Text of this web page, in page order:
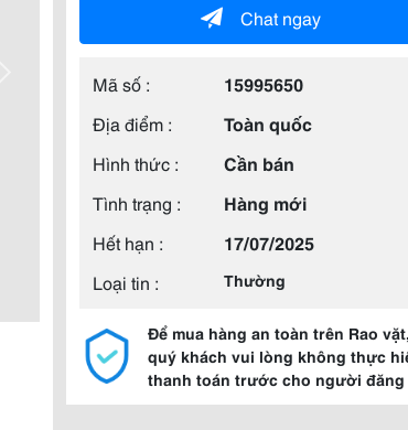
Chat ngay
Mã số :
15995650
Địa điểm :
Toàn quốc
Hình thức :
Cần bán
Tình trạng :
Hàng mới
Hết hạn :
17/07/2025
Loại tin :
Thường
Để mua hàng an toàn trên Rao vặt,
quý khách vui lòng không thực
thanh toán trước cho người